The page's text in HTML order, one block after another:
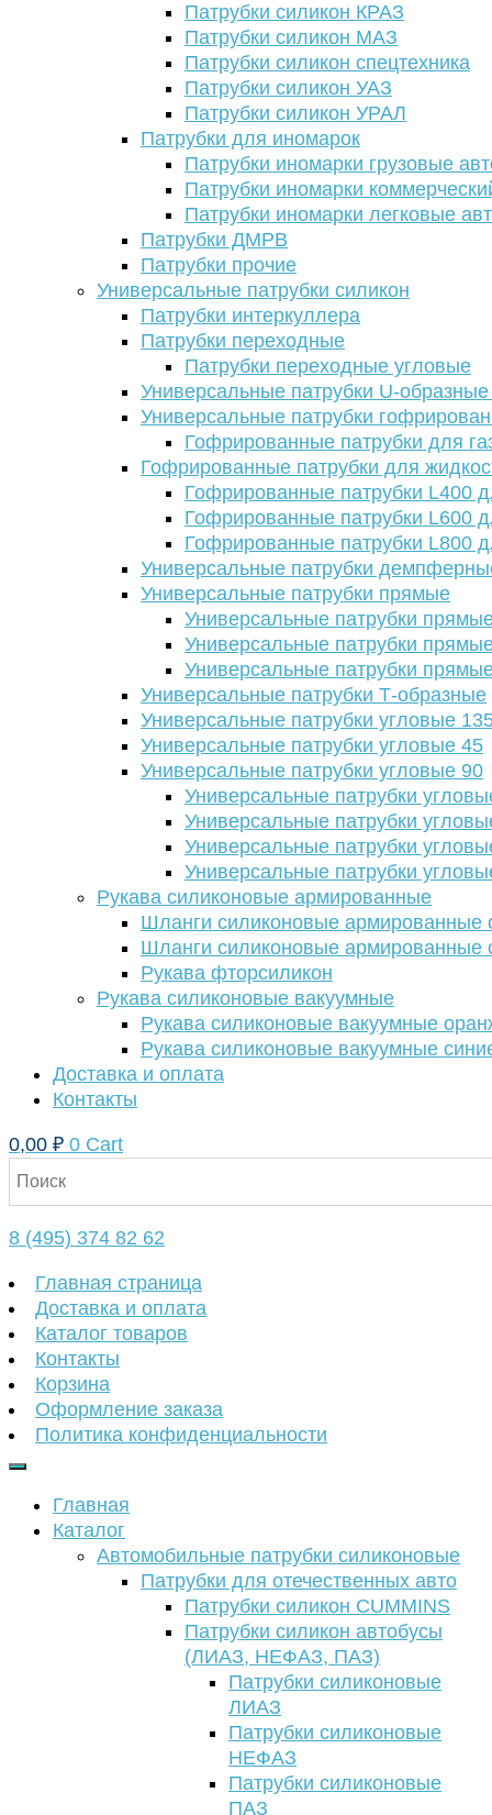
Патрубки силикон КРАЗ
Патрубки силикон МАЗ
Патрубки силикон спецтехника
Патрубки силикон УАЗ
Патрубки силикон УРАЛ
Патрубки для иномарок
Патрубки иномарки грузовые
Патрубки иномарки
Патрубки иномарки легковые
Патрубки ДМРВ
Патрубки прочие
Универсальные патрубки силикон
Патрубки интеркуллера
Патрубки переходные
Патрубки переходные угловые
Универсальные патрубки U-
Универсальные патрубки
Гофрированные патрубки для
Гофрированные патрубки для
Гофрированные патрубки L400
Гофрированные патрубки L600
Гофрированные патрубки L800
Универсальные патрубки
Универсальные патрубки прямые
Универсальные патрубки
Универсальные патрубки
Универсальные патрубки
Универсальные патрубки Т-образные
Универсальные патрубки угловые
Универсальные патрубки угловые 45
Универсальные патрубки угловые 90
Универсальные патрубки
Универсальные патрубки
Универсальные патрубки
Универсальные патрубки
Рукава силиконовые армированные
Шланги силиконовые армированные
Шланги силиконовые армированные
Рукава фторсиликон
Рукава силиконовые вакуумные
Рукава силиконовые вакуумные
Рукава силиконовые вакуумные
Доставка и оплата
Контакты
0,00 ₽ 0 Cart
8 (495) 374 82 62
Главная страница
Доставка и оплата
Каталог товаров
Контакты
Корзина
Оформление заказа
Политика конфиденциальности
Главная
Каталог
Автомобильные патрубки силиконовые
Патрубки для отечественных авто
Патрубки силикон CUMMINS
Патрубки силикон автобусы
(ЛИАЗ, НЕФАЗ, ПАЗ)
Патрубки силиконовые
ЛИАЗ
Патрубки силиконовые
НЕФАЗ
Патрубки силиконовые
ПАЗ